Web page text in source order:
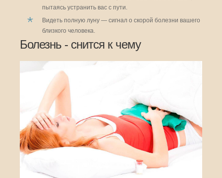
пытаясь устранить вас с пути.
Видеть полную луну — сигнал о скорой болезни вашего
близкого человека.
Болезнь - снится к чему